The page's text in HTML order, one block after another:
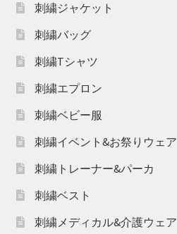
刺繍ジャケット
刺繍バッグ
刺繍Tシャツ
刺繍エプロン
刺繍ベビー服
刺繍イベント&お祭りウェア
刺繍トレーナー&パーカ
刺繍ベスト
刺繍メディカル&介護ウェア